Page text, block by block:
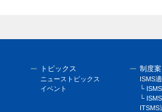
トピックス
ニューストピックス
イベント
制度
ISMS
└
└
ITSMS